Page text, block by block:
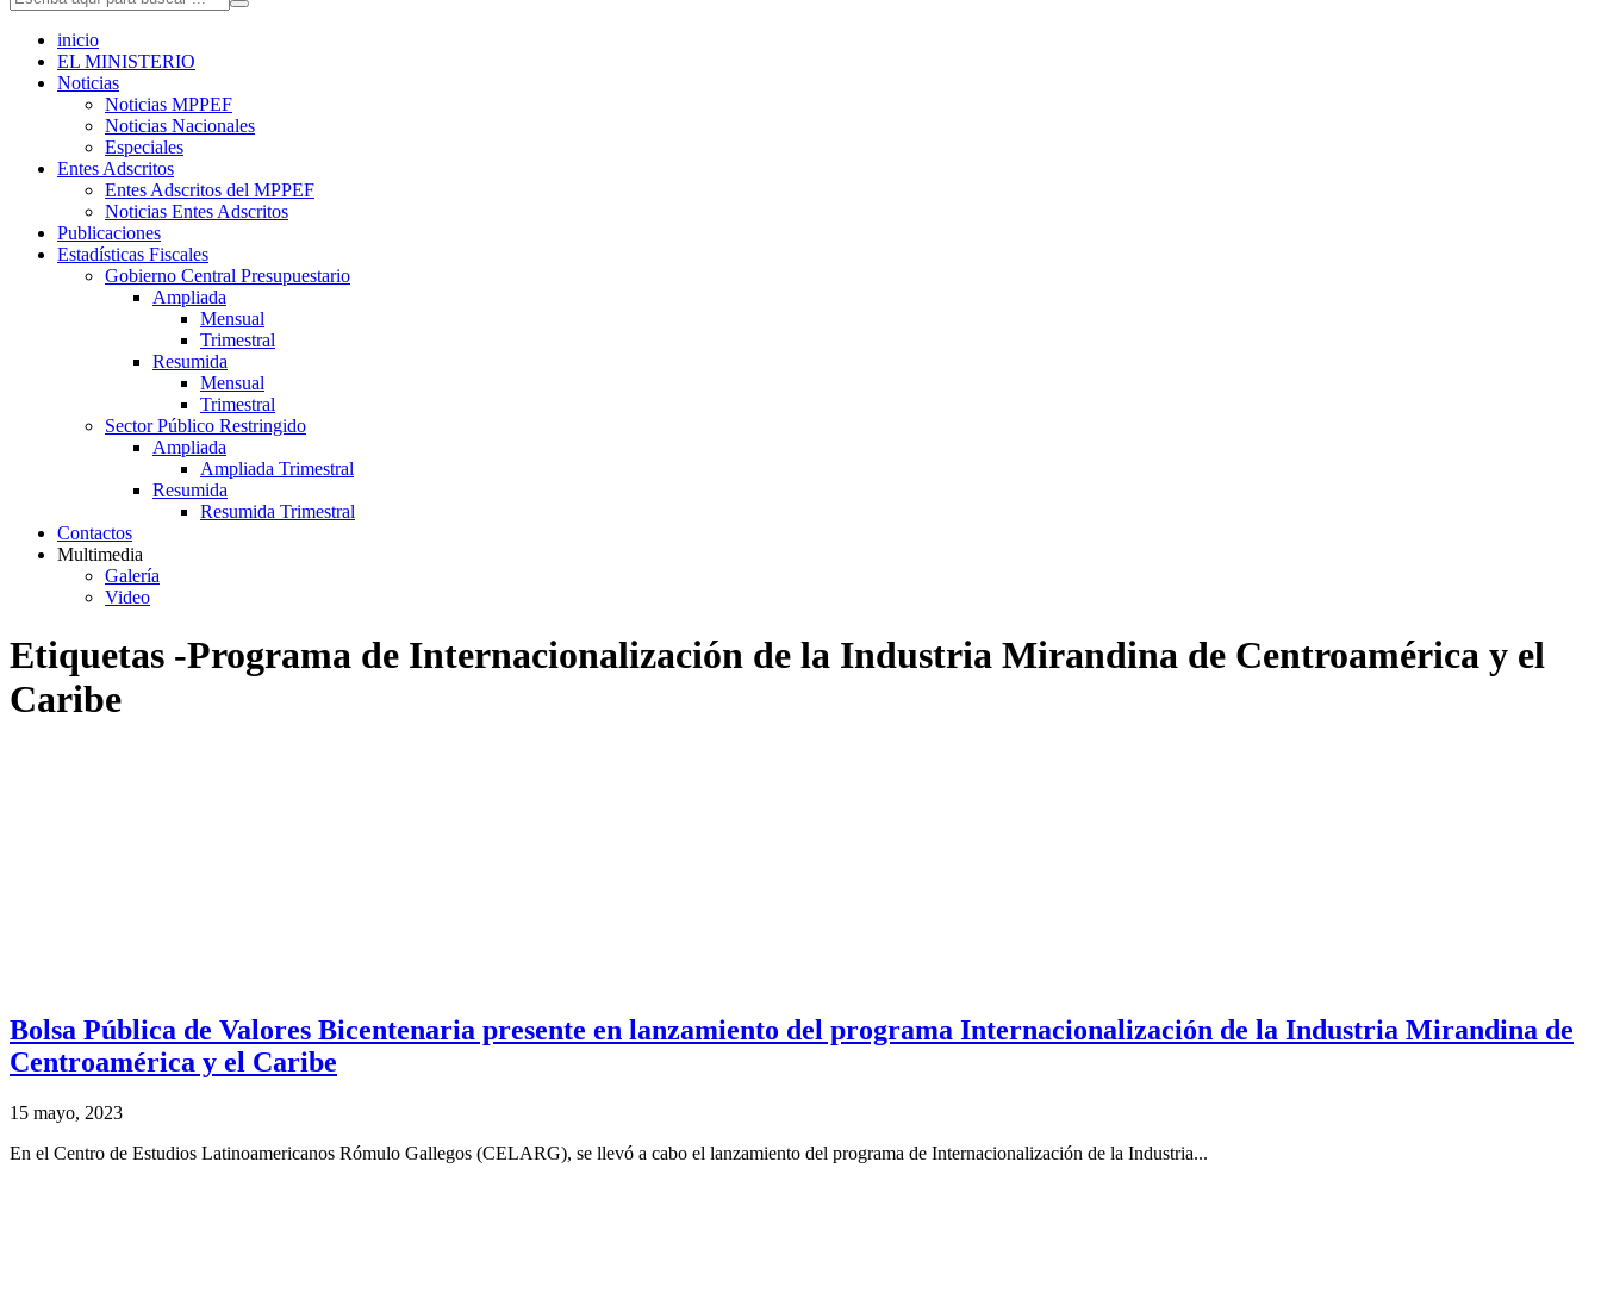
inicio
EL MINISTERIO
Noticias
Noticias MPPEF
Noticias Nacionales
Especiales
Entes Adscritos
Entes Adscritos del MPPEF
Noticias Entes Adscritos
Publicaciones
Estadísticas Fiscales
Gobierno Central Presupuestario
Ampliada
Mensual
Trimestral
Resumida
Mensual
Trimestral
Sector Público Restringido
Ampliada
Ampliada Trimestral
Resumida
Resumida Trimestral
Contactos
Multimedia
Galería
Video
Etiquetas -Programa de Internacionalización de la Industria Mirandina de Centroamérica y el
Caribe
Bolsa Pública de Valores Bicentenaria presente en lanzamiento del programa Internacionalización de la Industria Mirandina de
Centroamérica y el Caribe
15 mayo, 2023
En el Centro de Estudios Latinoamericanos Rómulo Gallegos (CELARG), se llevó a cabo el lanzamiento del programa de Internacionalización de la Industria...